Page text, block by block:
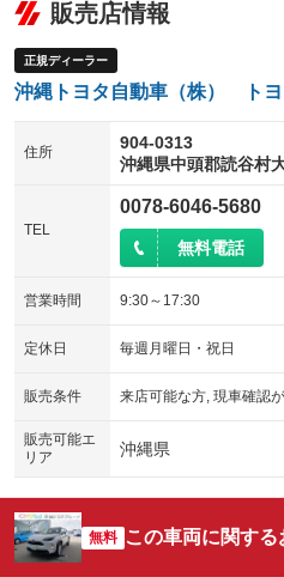
販売店情報
正規ディーラー
沖縄トヨタ自動車（株） ト
住所
904-0313
沖縄県中頭郡読谷村
TEL
0078-6046-5680
無料電話
営業時間 9:30～17:30
定休日 毎週月曜日・祝日
販売条件 来店可能な方, 現車確認
販売可能エ
リア
沖縄県
無料 この車両に関す